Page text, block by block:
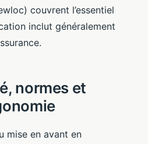
couvrent l’essentiel
inclut généralement
normes et
mise en avant en